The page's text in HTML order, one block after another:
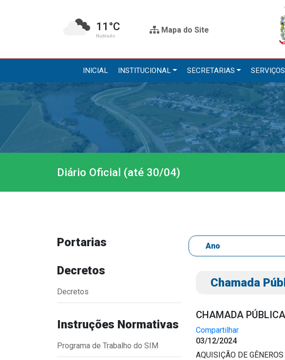
11°C
Nublado
Mapa do Site
INICIAL INSTITUCIONAL SECRETARIAS SERVIÇOS
Institucional
A Prefeitura
Gabinete do Prefeito
História do Município
Secretarias
Administração
Agricultura e Meio Ambiente
Transparência
Portal da Transparência
Outros
Downloads
Diário Oficial (até 30/04)
Portarias
Decretos
Decretos
Instruções Normativas
Programa de Trabalho do SIM
Chamada
CHAMADA
Compartilhar
03/12/2024
AQUISIÇÃO DE